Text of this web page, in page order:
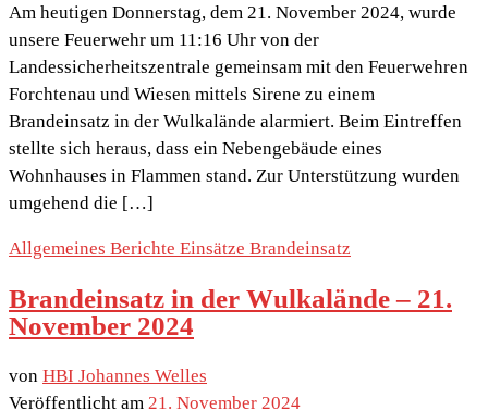
Am heutigen Donnerstag, dem 21. November 2024, wurde
unsere Feuerwehr um 11:16 Uhr von der
Landessicherheitszentrale gemeinsam mit den Feuerwehren
Forchtenau und Wiesen mittels Sirene zu einem
Brandeinsatz in der Wulkalände alarmiert. Beim Eintreffen
stellte sich heraus, dass ein Nebengebäude eines
Wohnhauses in Flammen stand. Zur Unterstützung wurden
umgehend die […]
Allgemeines Berichte Einsätze Brandeinsatz
Brandeinsatz in der Wulkalände – 21.
November 2024
von HBI Johannes Welles
Veröffentlicht am 21. November 2024